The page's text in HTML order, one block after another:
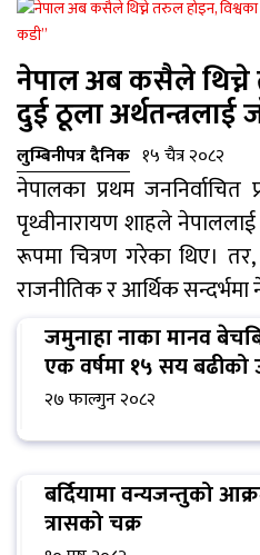
नेपाल अब कसैले थिच्ने
दुई ठूला अर्थतन्त्रलाई
लुम्बिनीपत्र दैनिक १५ चैत्र २०८२
नेपालका प्रथम जननिर्वाचित
पृथ्वीनारायण शाहले
रूपमा चित्रण गरेका थिए।
राजनीतिक र आर्थिक
जमुनाहा नाका मानव
एक वर्षमा १५ सय बढीको
२७ फाल्गुन २०८२
बर्दियामा वन्यजन्तुको
त्रासको चक्र